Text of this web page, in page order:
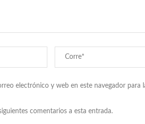
electrónico y web en este navegador para
comentarios a esta entrada.